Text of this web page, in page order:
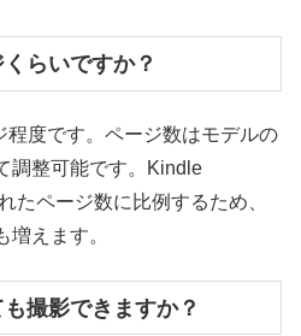
らいですか？
度です。ページ数はモデルの
調整可能です。Kindle
たページ数に比例するため、
えます。
撮影できますか？